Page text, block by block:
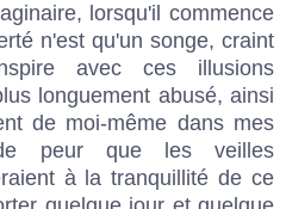
lorsqu'il commence
n'est qu'un songe, craint
avec ces illusions
longuement abusé, ainsi
de moi-même dans mes
peur que les veilles
à la tranquillité de ce